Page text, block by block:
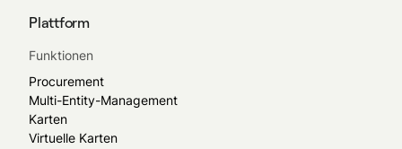
Plattform
Funktionen
Procurement
Multi-Entity-Management
Karten
Virtuelle Karten